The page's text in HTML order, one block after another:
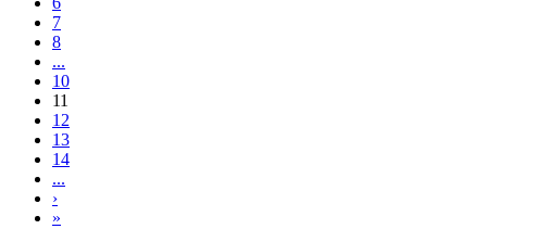
7
8
...
10
11
12
13
14
...
›
»